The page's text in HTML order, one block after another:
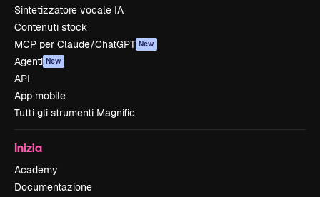
Sintetizzatore vocale IA
Contenuti stock
MCP per Claude/ChatGPT New
Agenti New
API
App mobile
Tutti gli strumenti Magnific
Inizia
Academy
Documentazione